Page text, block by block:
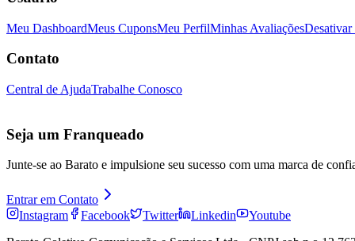
Meu DashboardMeus CuponsMeu PerfilMinhas AvaliaçõesDesativar
Contato
Central de AjudaTrabalhe Conosco
Seja um Franqueado
Junte-se ao Barato e impulsione seu sucesso com uma marca de
Entrar em Contato
Instagram
Facebook Twitter Linkedin
Youtube